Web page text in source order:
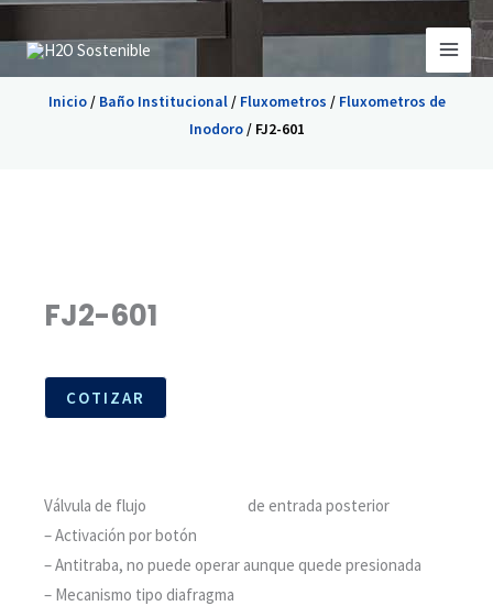
al
contenido
Inicio/ Baño Institucional/ Fluxometros / Fluxometros de
Inodoro/ FJ2-601
FJ2-601
COTIZAR
Válvula de flujo
de entrada posterior
– Activación por botón
– Antitraba, no puede operar aunque quede presionada
– Mecanismo tipo diafragma